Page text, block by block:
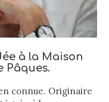
à la Maison
Pâques.
connue. Originaire